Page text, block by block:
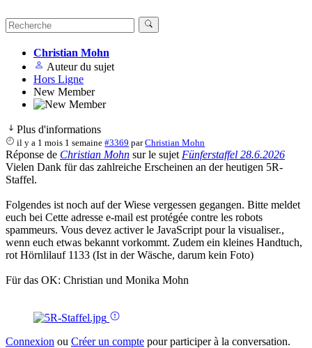
Christian Mohn
Auteur du sujet
Hors Ligne
New Member
Plus d'informations
il y a 1 mois 1 semaine #3369 parChristian Mohn
Réponse de Christian Mohn sur le sujet Fünferstaffel 28.6.2026
Vielen Dank für das zahlreiche Erscheinen an der heutigen 5R-
Staffel.
Folgendes ist noch auf der Wiese vergessen gegangen. Bitte meldet
euch bei Cette adresse e-mail est protégée contre les robots
spammeurs. Vous devez activer le JavaScript pour la visualiser.,
wenn euch etwas bekannt vorkommt. Zudem ein kleines Handtuch,
rot Hörnlilauf 1133 (Ist in der Wäsche, darum kein Foto)
Für das OK: Christian und Monika Mohn
Connexion ou Créer un compte pour participer à la conversation.